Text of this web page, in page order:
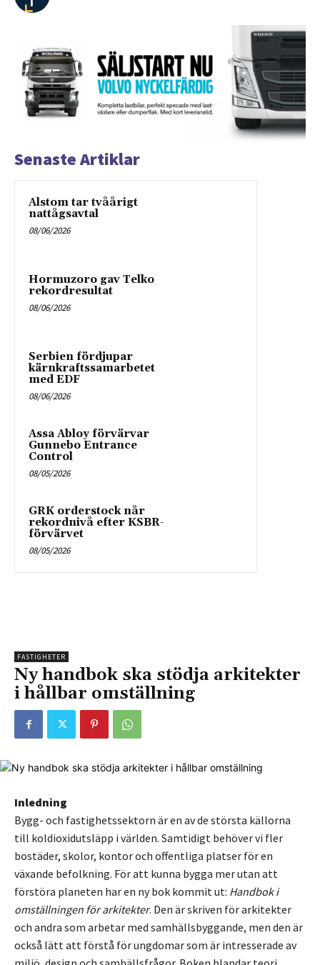
Senaste Artiklar
Alstom tar tvåårigt
nattågsavtal
08/06/2026
Hormuzoro gav Telko
rekordresultat
08/06/2026
Serbien fördjupar
kärnkraftssamarbetet
med EDF
08/06/2026
Assa Abloy förvärvar
Gunnebo Entrance
Control
08/05/2026
GRK orderstock når
rekordnivå efter KSBR-
förvärvet
08/05/2026